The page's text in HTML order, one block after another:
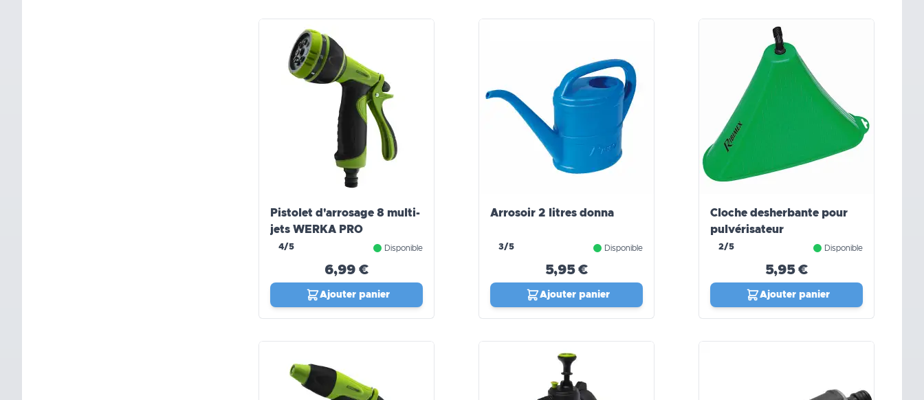
Pistolet d'arrosage 8 multi-
jets WERKA PRO
4/5 Disponible
6,99 €
Ajouter panier
Arrosoir 2 litres donna
3/5 Disponible
5,95 €
Ajouter panier
Cloche desherbante pour
pulvérisateur
2/5 Disponible
5,95 €
Ajouter panier